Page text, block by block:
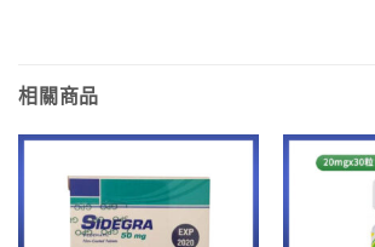
相關商品